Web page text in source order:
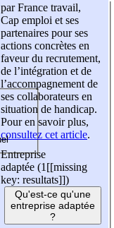
par France travail,
Cap emploi et ses
partenaires pour ses
actions concrètes en
faveur du recrutement,
de l’intégration et de
l’accompagnement de
ses collaborateurs en
situation de handicap.
Pour en savoir plus,
consultez cet article.
Entreprise
adaptée (1 [[missing
key: resultats]])
Qu'est-ce qu'une
entreprise adaptée
?